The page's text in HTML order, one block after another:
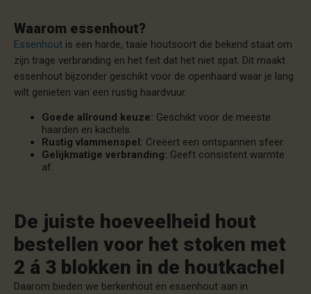
Waarom essenhout?
Essenhout is een harde, taaie houtsoort die bekend staat om
zijn trage verbranding en het feit dat het niet spat. Dit maakt
essenhout bijzonder geschikt voor de openhaard waar je lang
wilt genieten van een rustig haardvuur.
Goede allround keuze: Geschikt voor de meeste
haarden en kachels.
Rustig vlammenspel: Creëert een ontspannen sfeer.
Gelijkmatige verbranding: Geeft consistent warmte
af.
De juiste hoeveelheid hout
bestellen voor het stoken met
2 á 3 blokken in de houtkachel
Daarom bieden we berkenhout en essenhout aan in